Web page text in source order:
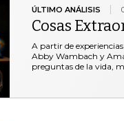
ÚLTIMO ANÁLISIS
Cosas
A partir de
Abby Wambach y
preguntas de la vida,